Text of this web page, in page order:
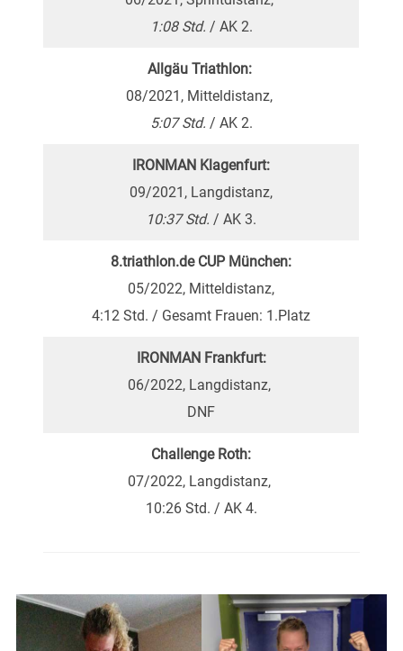
1:08 Std. / AK 2.
Allgäu Triathlon:
08/2021, Mitteldistanz,
5:07 Std. / AK 2.
IRONMAN Klagenfurt:
09/2021, Langdistanz,
10:37 Std. / AK 3.
8.triathlon.de CUP München:
05/2022, Mitteldistanz,
4:12 Std. / Gesamt Frauen: 1.Platz
IRONMAN Frankfurt:
06/2022, Langdistanz,
DNF
Challenge Roth:
07/2022, Langdistanz,
10:26 Std. / AK 4.